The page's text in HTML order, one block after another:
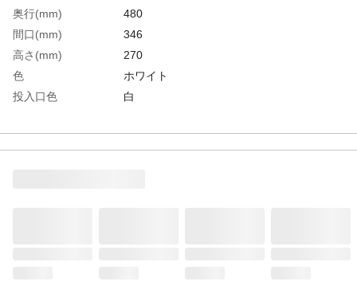
奥行(mm)
480
間口(mm)
346
高さ(mm)
270
色
ホワイト
投入口色
白
生産国
日本